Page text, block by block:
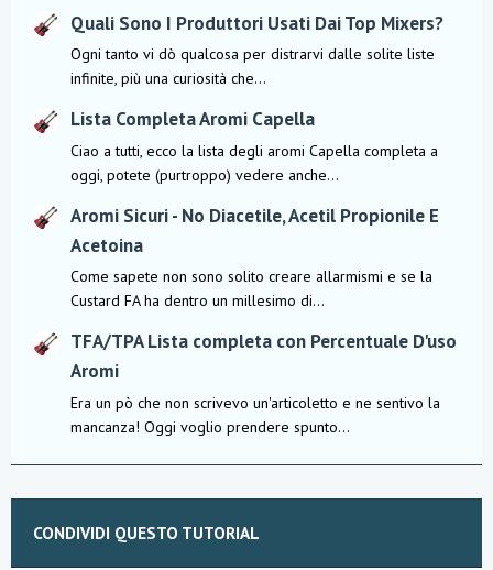
Quali Sono I Produttori Usati Dai Top Mixers?
Ogni tanto vi dò qualcosa per distrarvi dalle solite liste
infinite, più una curiosità che...
Lista Completa Aromi Capella
Ciao a tutti, ecco la lista degli aromi Capella completa a
oggi, potete (purtroppo) vedere anche...
Aromi Sicuri - No Diacetile, Acetil Propionile E
Acetoina
Come sapete non sono solito creare allarmismi e se la
Custard FA ha dentro un millesimo di...
TFA/TPA Lista completa con Percentuale D'uso
Aromi
Era un pò che non scrivevo un'articoletto e ne sentivo la
mancanza! Oggi voglio prendere spunto...
CONDIVIDI QUESTO TUTORIAL